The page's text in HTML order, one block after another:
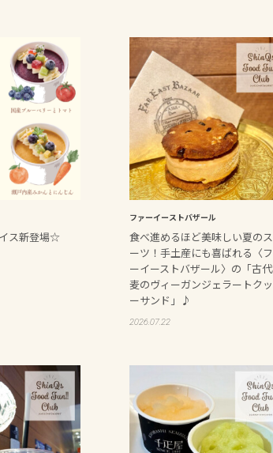
ス新登場☆
ファーイーストバザール
食べ進めるほど美味しい夏の
ーツ！手土産にも喜ばれる〈
ーイーストバザール〉の「古
麦のヴィーガンジェラートク
ーサンド」♪
2026.07.22